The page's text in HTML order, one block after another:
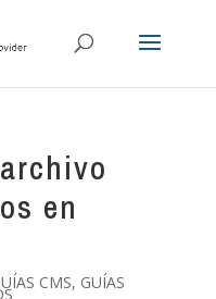
en
CMS, GUÍAS